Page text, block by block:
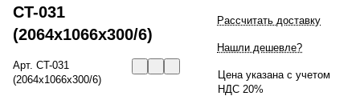
СT-031
(2064x1066x300/6)
Арт. СT-031
(2064x1066x300/6)
Рассчитать доставку
Нашли дешевле?
Цена указана с учетом
НДС 20%